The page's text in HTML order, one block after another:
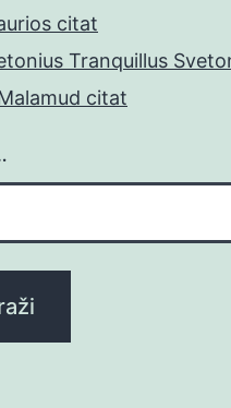
citat
Tranquillus
citat